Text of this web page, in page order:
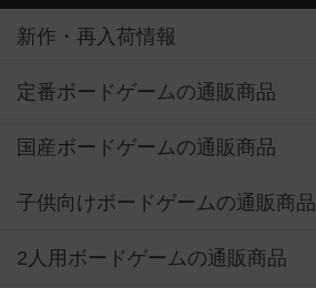
新作・再入荷情報
定番ボードゲームの通販商品
国産ボードゲームの通販商品
子供向けボードゲームの通販商品
2人用ボードゲームの通販商品